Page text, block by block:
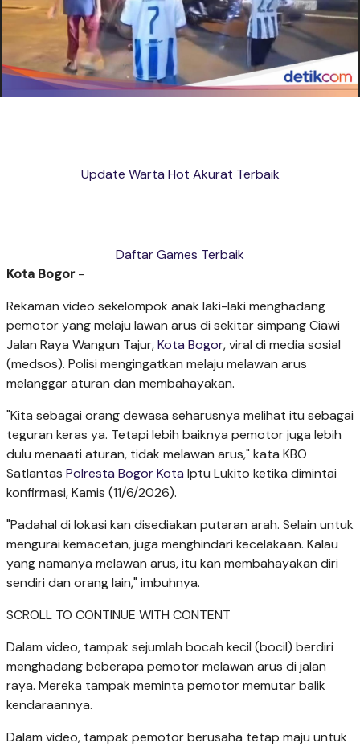
Update Warta Hot Akurat Terbaik
Daftar Games Terbaik
Kota Bogor-
Rekaman video sekelompok anak laki-laki menghadang
pemotor yang melaju lawan arus di sekitar simpang Ciawi
Jalan Raya Wangun Tajur,Kota Bogor, viral di media sosial
(medsos). Polisi mengingatkan melaju melawan arus
melanggar aturan dan membahayakan.
"Kita sebagai orang dewasa seharusnya melihat itu sebagai
teguran keras ya. Tetapi lebih baiknya pemotor juga lebih
dulu menaati aturan, tidak melawan arus," kata KBO
Satlantas Polresta Bogor Kota Iptu Lukito ketika dimintai
konfirmasi, Kamis (11/6/2026).
"Padahal di lokasi kan disediakan putaran arah. Selain untuk
mengurai kemacetan, juga menghindari kecelakaan. Kalau
yang namanya melawan arus, itu kan membahayakan diri
sendiri dan orang lain," imbuhnya.
SCROLL TO CONTINUE WITH CONTENT
Dalam video, tampak sejumlah bocah kecil (bocil) berdiri
menghadang beberapa pemotor melawan arus di jalan
raya. Mereka tampak meminta pemotor memutar balik
kendaraannya.
Dalam video, tampak pemotor berusaha tetap maju untuk